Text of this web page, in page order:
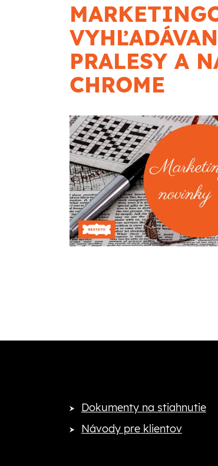
PRALESY A
CHROME
Dokumenty na stiahnutie
Návody pre klientov